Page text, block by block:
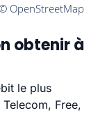
obtenir à
le plus
Free,